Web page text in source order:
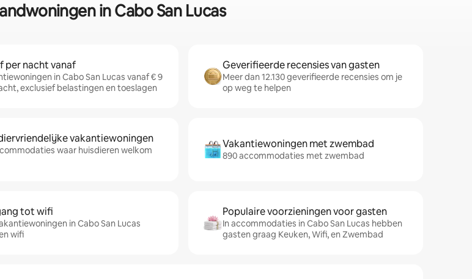
in Cabo San Lucas
per nacht vanaf
in Cabo San Lucas vanaf € 9
exclusief belastingen en toeslagen
Geverifieerde recensies van gasten
Meer dan 12.130 geverifieerde recensies om je
op weg te helpen
vakantiewoningen
waar huisdieren welkom
Vakantiewoningen met zwembad
890 accommodaties met zwembad
tot wifi
in Cabo San Lucas
wifi
Populaire voorzieningen voor gasten
In accommodaties in Cabo San Lucas hebben
gasten graag Keuken, Wifi, en Zwembad